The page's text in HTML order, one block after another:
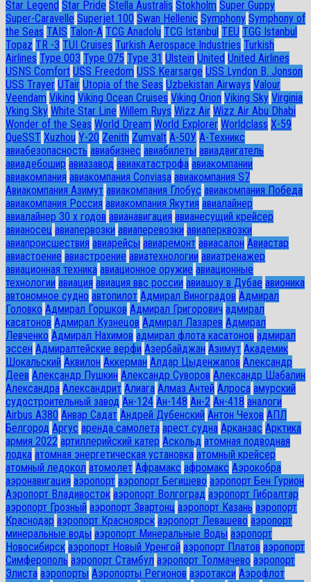
Star Legend Star Pride Stella Australis Stokholm Super Guppy
Super-Caravelle Superjet 100 Swan Hellenic Symphony Symphony of
the Seas TAIS Talon-A TCG Anadolu TCG Istanbul TEU TGG Istanbul
Topaz TR -3 TUI Cruises Turkish Aerospace Industries Turkish
Airlines Type 003 Type 075 Type 31 Ulstein United United Airlines
USNS Comfort USS Freedom USS Kearsarge USS Lyndon B. Jonson
USS Trayer UTair Utopia of the Seas Uzbekistan Airways Valour
Veendam Viking Viking Ocean Cruises Viking Orion Viking Sky Virginia
Vking Sky White Star Line Willem Ruys Wizz Air Wizz Air Abu Dhabi
Wonder of the Seas World Dream World Explorer Worldclass X-59
QueSST Xuzhou Y-20 Zenith Zumvalt А-50У А-Техникс
авиабезопасность авиабизнес авиабилеты авиадвигатель
авиадебошир авиазавод авиакатастрофа авиакомпании
авиакомпания авиакомпания Conviasa авиакомпания S7
Авиакомпания Азимут авиакомпания Глобус авиакомпания Победа
авиакомпания Россия авиакомпания Якутия авиалайнер
авиалайнер 30 х годов авианавигация авианесущий крейсер
авианосец авиапервозки авиаперевозки авиаперквозки
авиапроисшествия авиарейсы авиаремонт авиасалон Авиастар
авиастоение авиастроение авиатехнологии авиатренажер
авиационная техника авиационное оружие авиационные
технологии авиация авиация ввс россии авиашоу в Дубае авионика
автономное судно автопилот Адмирал Виноградов Адмирал
Головко Адмирал Горшков Адмирал Григорович адмирал
касатонов Адмирал Кузнецов Адмирал Лазарев Адмирал
Левченко Адмирал Нахимов адмирал флота касатонов адмирал
эссен Адмиралтейские верфи Азербайджан Азимут Академик
Шокальский Аквилон Аккерман Алдар Цыденжапов Александр
Деев Александр Пушкин Александр Суворов Александр Шабалин
Александра Александрит Алиага Алмаз Антей Алроса амурский
судостроительный завод Ан-124 Ан-148 Ан-2 Ан-418 аналоги
Airbus A380 Анвар Садат Андрей Дубенский Антон Чехов АПЛ
Белгород Аргус аренда самолета арест судна Арканзас Арктика
армия 2022 артиллерийский катер Аскольд атомная подводная
лодка атомная энергетическая установка атомный крейсер
атомный ледокол атомолет Афрамакс афромакс Аэрокобра
аэронавигация аэропорт аэропорт Бегишево аэропорт Бен Гурион
Аэропорт Владивосток аэропорт Волгоград аэропорт Гибралтар
аэропорт Грозный аэропорт Звартонц аэропорт Казань аэропорт
Краснодар аэропорт Красноярск аэропорт Левашево аэропорт
минеральные воды аэропорт Минеральные Воды аэропорт
Новосибирск аэропорт Новый Уренгой аэропорт Платов аэропорт
Симферополь аэропорт Стамбул аэропорт Толмачево аэропорт
Элиста аэропорты Аэропорты Регионов аэротакси Аэрофлот